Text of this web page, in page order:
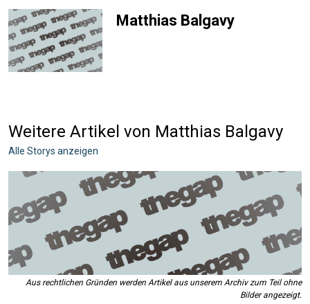
Matthias Balgavy
Weitere Artikel von Matthias Balgavy
Alle Storys anzeigen
Aus rechtlichen Gründen werden Artikel aus unserem Archiv zum Teil ohne
Bilder angezeigt.